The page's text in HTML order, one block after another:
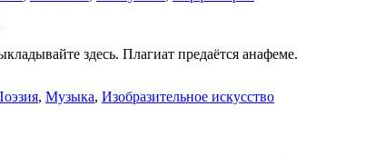
здесь. Плагиат предаётся анафеме.
, Музыка, Изобразительное искусство